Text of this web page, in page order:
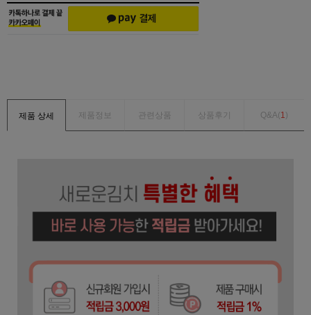
제품 상세 제품정보 관련상품 상품후기 Q&A(1 )